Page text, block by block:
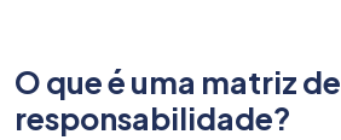
O que é uma matriz de
responsabilidade?